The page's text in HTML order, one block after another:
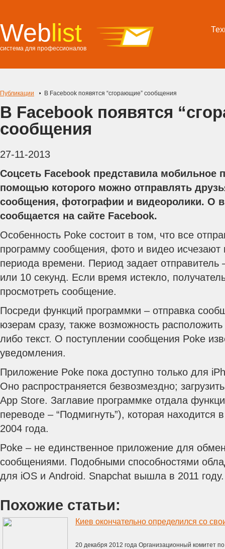
Weblist
система для профессионалов
Публикации В Facebook появятся “сгорающие” сообщения
В Facebook появятся
сообщения
27-11-2013
Соцсеть Facebook представила мобильное
помощью которого можно отправлять
сообщения, фотографии и видеоролики. О
сообщается на сайте Facebook.
Особенность Poke состоит в том, что все
программу сообщения, фото и видео исчезают
периода времени. Период задает отправитель
или 10 секунд. Если время истекло,
просмотреть сообщение.
Посреди функций программки – отправка
юзерам сразу, также возможность
либо текст. О поступлении сообщения Poke
уведомления.
Приложение Poke пока доступно только для
Оно распространяется безвозмездно;
App Store. Заглавие программке отдала
переводе – “Подмигнуть”), которая находится
2004 года.
Poke – не единственное приложение для
сообщениями. Подобными способностями
для iOS и Android. Snapchat вышла в 2011 году.
Похожие статьи:
Киев окончательно определился со
20 декабря 2012 года Организационный комитет